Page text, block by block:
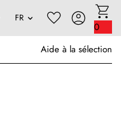
0
Aide à la sélection